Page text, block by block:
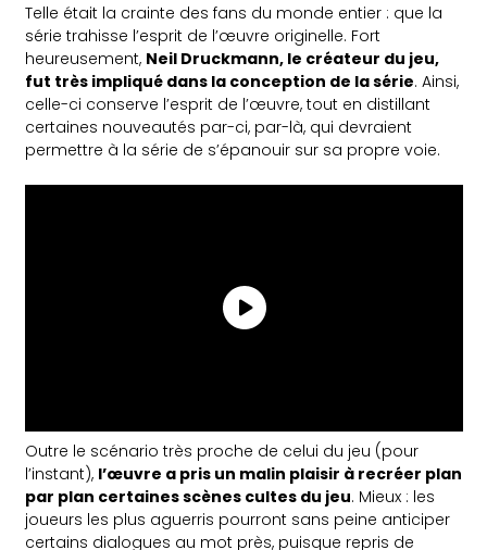
Telle était la crainte des fans du monde entier : que la
série trahisse l’esprit de l’œuvre originelle. Fort
heureusement, Neil Druckmann, le créateur du jeu,
fut très impliqué dans la conception de la série. Ainsi,
celle-ci conserve l’esprit de l’œuvre, tout en distillant
certaines nouveautés par-ci, par-là, qui devraient
permettre à la série de s’épanouir sur sa propre voie.
Outre le scénario très proche de celui du jeu (pour
l’instant), l’œuvre a pris un malin plaisir à recréer plan
par plan certaines scènes cultes du jeu. Mieux : les
joueurs les plus aguerris pourront sans peine anticiper
certains dialogues au mot près, puisque repris de